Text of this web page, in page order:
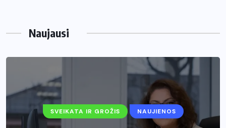
Naujausi
SVEIKATA IR GROŽIS NAUJIENOS